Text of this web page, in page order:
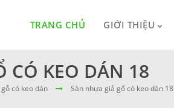
TRANG CHỦ GIỚI THIỆU
CÓ KEO DÁN 18
có keo dán Sàn nhựa giả gổ có keo dán 18